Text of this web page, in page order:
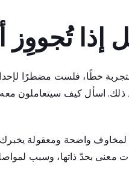
إذا تُجووِز
خطًا، فلست مضطرًا
ذلك. اسأل كيف سيتعاملون
واضحة ومعقولة يخبرك
معنى بحدّ ذاتها، وسبب